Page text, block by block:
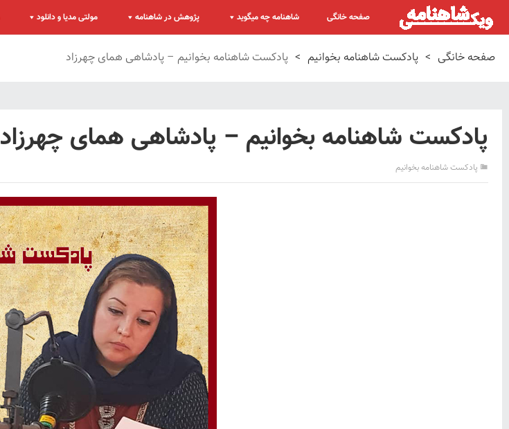
صفحه خانگی شاهنامه چه میگوید پژوهش در شاهنامه مولتی مدیا و دانلود
صفحه خانگی > پادکست شاهنامه بخوانیم > پادکست شاهنامه بخوانیم – پادشاهی همای چهرزاد
پادکست شاهنامه بخوانیم – پادشاهی همای چهرزاد
پادکست شاهنامه بخوانیم